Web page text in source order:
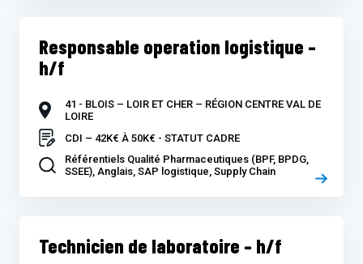
Responsable operation logistique –
h/f
41 - BLOIS – LOIR ET CHER – RÉGION CENTRE VAL DE
LOIRE
CDI – 42K€ À 50K€ - STATUT CADRE
Référentiels Qualité Pharmaceutiques (BPF, BPDG,
SSEE), Anglais, SAP logistique, Supply Chain
Technicien de laboratoire – h/f